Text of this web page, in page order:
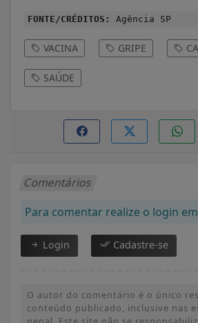
FONTE/CRÉDITOS: Agência SP
VACINA GRIPE
SAÚDE
Comentários
Para comentar realize o login
Login Cadastre-se
O autor do comentário é o único
conteúdo publicado, inclusive nas
penal. Este site não se